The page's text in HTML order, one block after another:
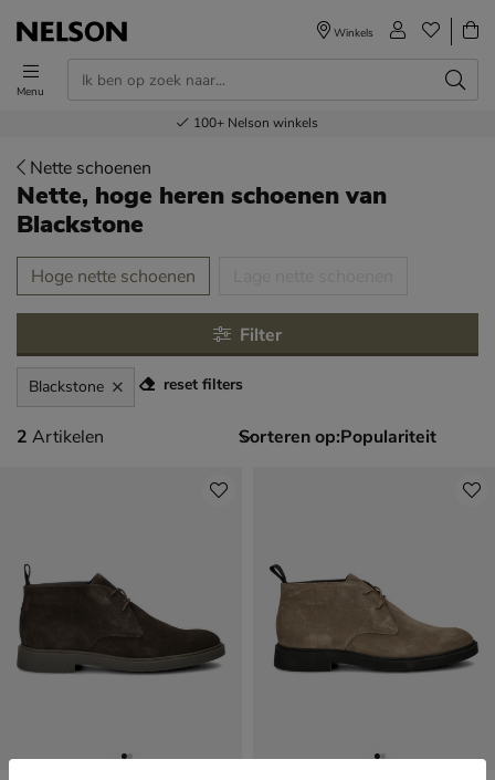
Menu
Winkels
Voor 23.00u besteld,volgende dag in huis
Gratisverzending en retour
Bestel nu,betaal later
100+ Nelson winkels
Nette schoenen
Nette, hoge heren schoenenvan
Blackstone
over
Hoge nette schoenen
Filter
Blackstone reset filters
2 artikelen
2 Artikelen Sorteren op: